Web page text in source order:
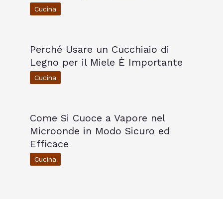
Cucina
Perché Usare un Cucchiaio di
Legno per il Miele È Importante
Cucina
Come Si Cuoce a Vapore nel
Microonde in Modo Sicuro ed
Efficace
Cucina